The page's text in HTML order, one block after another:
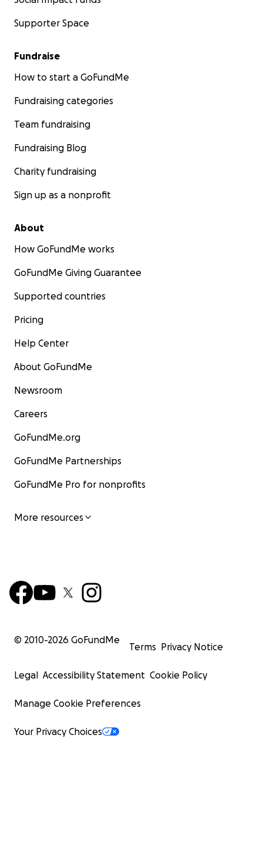
Supporter Space
Fundraise
How to start a GoFundMe
Fundraising categories
Team fundraising
Fundraising Blog
Charity fundraising
Sign up as a nonprofit
About
How GoFundMe works
GoFundMe Giving Guarantee
Supported countries
Pricing
Help Center
About GoFundMe
Newsroom
Careers
GoFundMe.org
GoFundMe Partnerships
GoFundMe Pro for nonprofits
More resources
© 2010-2026 GoFundMe
Terms Privacy Notice
Legal Accessibility Statement Cookie Policy
Manage Cookie Preferences
Your Privacy Choices